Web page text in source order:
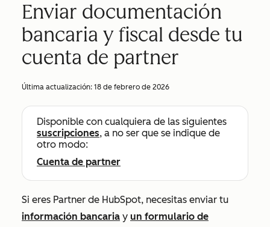
Enviar documentación
bancaria y fiscal desde tu
cuenta de partner
Última actualización: 18 de febrero de 2026
Disponible con cualquiera de las siguientes
suscripciones, a no ser que se indique de
otro modo:
Cuenta de partner
Si eres Partner de HubSpot, necesitas enviar tu
información bancaria y un formulario de